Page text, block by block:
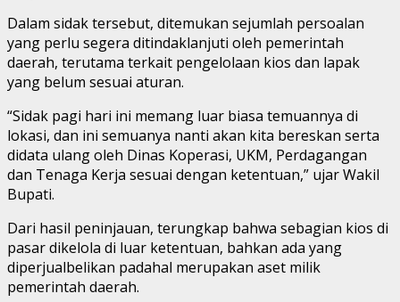
Dalam sidak tersebut, ditemukan sejumlah persoalan
yang perlu segera ditindaklanjuti oleh pemerintah
daerah, terutama terkait pengelolaan kios dan lapak
yang belum sesuai aturan.
“Sidak pagi hari ini memang luar biasa temuannya di
lokasi, dan ini semuanya nanti akan kita bereskan serta
didata ulang oleh Dinas Koperasi, UKM, Perdagangan
dan Tenaga Kerja sesuai dengan ketentuan,” ujar Wakil
Bupati.
Dari hasil peninjauan, terungkap bahwa sebagian kios di
pasar dikelola di luar ketentuan, bahkan ada yang
diperjualbelikan padahal merupakan aset milik
pemerintah daerah.